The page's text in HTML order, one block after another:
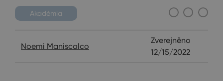
Akadémia
Noemi Maniscalco
Zverejněno
12/15/2022